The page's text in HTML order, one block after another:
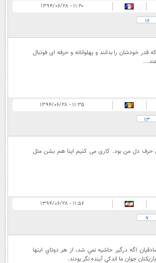
۱۱:۲۰ - ۱۳۹۴/۰۶/۲۸
16
قدر خودشان را بدانند و پهلوانانه و حرفه ای فوتبال
۱۱:۳۵ - ۱۳۹۴/۰۶/۲۸
13
حرف دل من بود. کاری می کنیم اینا هم بشن مثل
۱۱:۵۶ - ۱۳۹۴/۰۶/۲۸
9
اگه درگير حاشيه نمي شد، از هر دوتاي اينها
جوان ما اندكي آينده نگر بودند.